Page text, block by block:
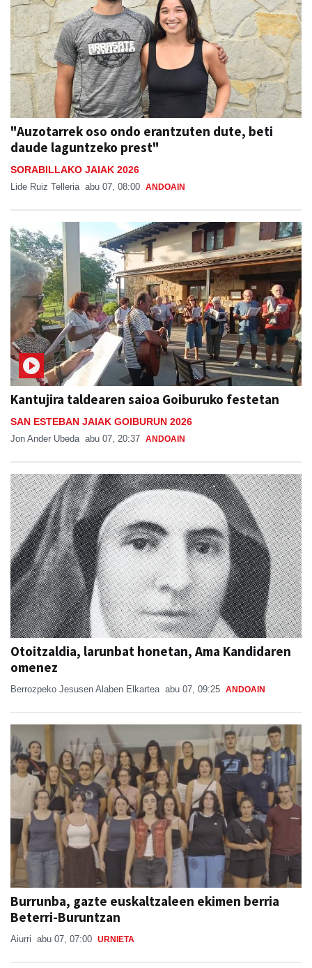
"Auzotarrek oso ondo erantzuten dute, beti
daude laguntzeko prest"
SORABILLAKO JAIAK 2026
Lide Ruiz Telleria abu 07, 08:00
Kantujira taldearen saioa Goiburuko festetan
Jon Ander Ubeda
Otoitzaldia, larunbat honetan, Ama Kandidaren
omenez
Berrozpeko Jesusen Alaben Elkartea abu 07, 09:25 ANDOAIN
Burrunba, gazte euskaltzaleen ekimen berria
Beterri-Buruntzan
Aiurri abu 07, 07:00